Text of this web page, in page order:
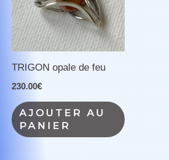
TRIGON opale de feu
230.00€
AJOUTER AU
PANIER